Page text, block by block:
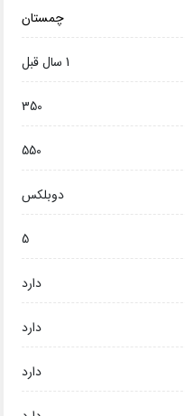
چمستان
1 سال قبل
350
550
دوبلکس
5
دارد
دارد
دارد